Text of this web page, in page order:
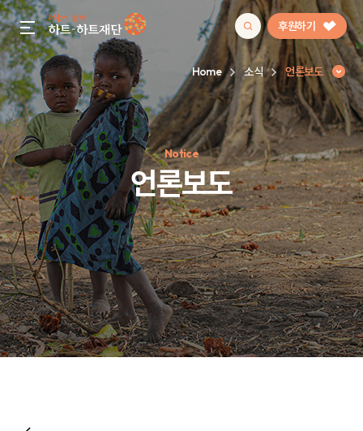
gnb menu open 후원하기
인기 키워드
#정기후원#하트플레이스#캠페인#팬덤후원
Home 소식 언론보도
Notice
언론보도
언론보도